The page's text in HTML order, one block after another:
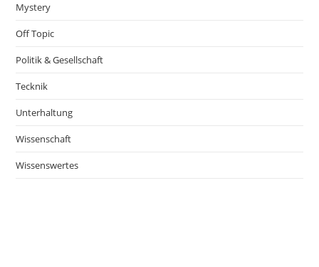
Mystery
Off Topic
Politik & Gesellschaft
Tecknik
Unterhaltung
Wissenschaft
Wissenswertes